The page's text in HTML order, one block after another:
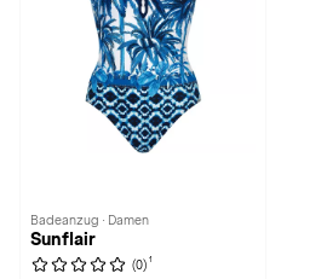
Badeanzug · Damen
Sunflair
(0) 1